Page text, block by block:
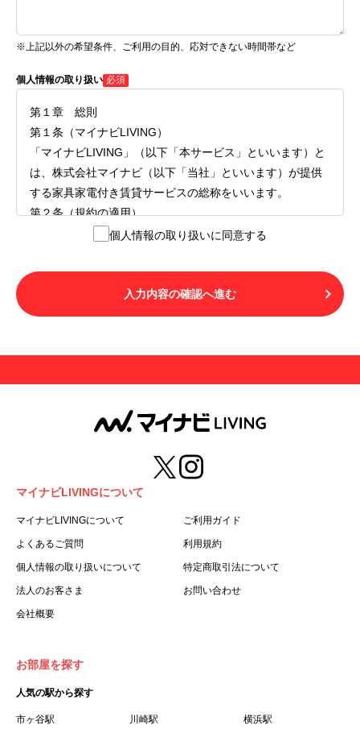
※上記以外の希望条件、ご利用の目的、応対できない時間帯など
個人情報の取り扱い 必須
第１章 総則
第１条（マイナビLIVING）
「マイナビLIVING」（以下「本サービス」といいます）と
は、株式会社マイナビ（以下「当社」といいます）が提供
する家具家電付き賃貸サービスの総称をいいます。
第２条（規約の適用）
１.本サービスを利用する者（以下「利用者」といいます）
LIVINGご契約にあたり取得する個人情報の取り扱いについ
て」の内容をすべて承諾したものとみなされます。不承諾
の意思表示は、本サービスを利用しないことをもってのみ
用することはできません。
第３条（用語の定義）
１.「本サ―ビス」とは、第１章第１条で規定する当社が運
営するマイナビLIVINGを意味します。
２.「利用者」とは、第１章第２条に規定する本サービスを
利用する個人を意味します。
３.「本サイト」とは、当社が運営する本サービスに関する
ます。
５.「会員」とは、第２章第１条に基づき会員登録が完了し
た個人を意味します。
録した情報、本サービス利用中に当社が登録を求めた情報
った場合の当該情報を意味します。
７.「本会員制度」とは、会員による本サービスの利用の促
個人情報の取り扱いに同意する
入力内容の確認へ進む
マイナビLIVINGについて
マイナビLIVINGについて ご利用ガイド
よくあるご質問 利用規約
個人情報の取り扱いについて 特定商取引法について
法人のお客さま お問い合わせ
会社概要
お部屋を探す
人気の駅から探す
市ヶ谷駅 川崎駅 横浜駅